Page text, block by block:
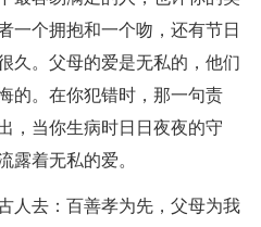
一个拥抱和一个吻，还有节日
久。父母的爱是无私的，他们
的。在你犯错时，那一句责
，当你生病时日日夜夜的守
着无私的爱。
人去：百善孝为先，父母为我